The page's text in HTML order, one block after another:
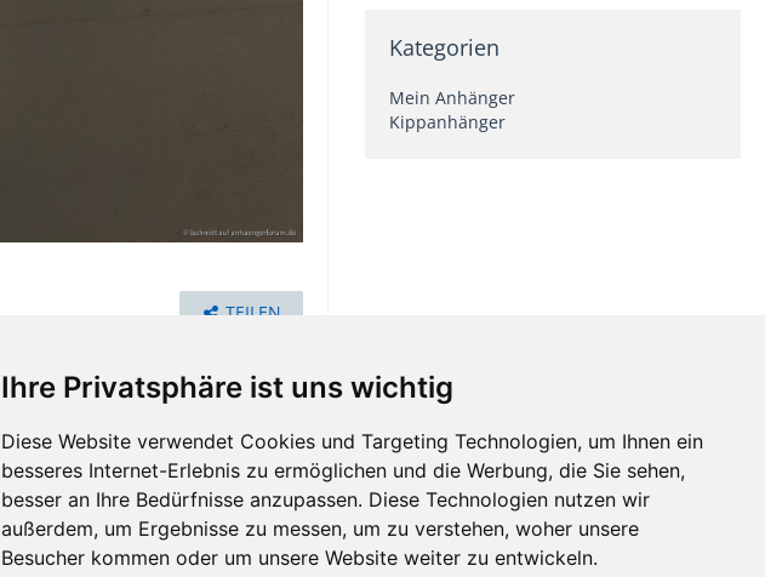
Ihre Privatsphäre ist uns wichtig
Diese Website verwendet Cookies und Targeting Technologien, um Ihnen ein
besseres Internet-Erlebnis zu ermöglichen und die Werbung, die Sie sehen,
besser an Ihre Bedürfnisse anzupassen. Diese Technologien nutzen wir
außerdem, um Ergebnisse zu messen, um zu verstehen, woher unsere
Besucher kommen oder um unsere Website weiter zu entwickeln.
TEILEN
Kategorien
Mein Anhänger
Kippanhänger